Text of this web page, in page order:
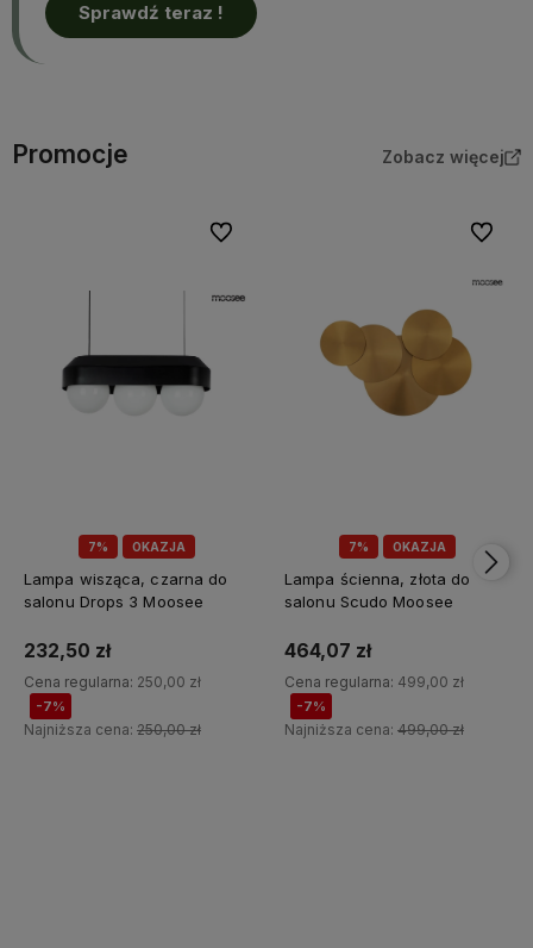
Sprawdź teraz !
Promocje Zobacz więcej
7% OKAZJA
Lampa wisząca, czarna do
salonu Drops 3 Moosee
232,50 zł
Cena regularna: 250,00 zł
-7%
Najniższa cena: 250,00 zł
Do ulubionych
7% OKAZJA
Lampa ścienna, złota do
salonu Scudo Moosee
464,07 zł
Cena regularna: 499,00 zł
-7%
Najniższa cena: 499,00 zł
Do